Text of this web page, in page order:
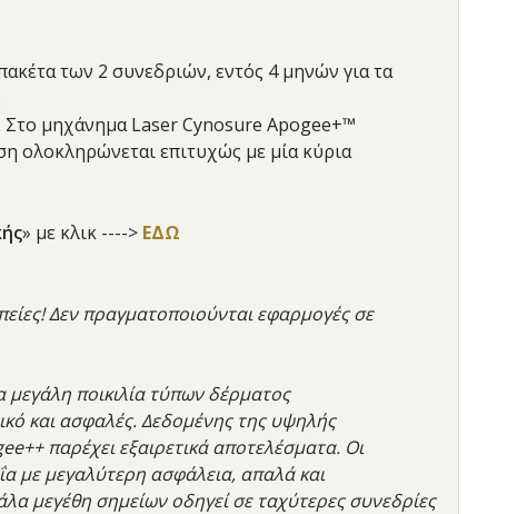
των 2 συνεδριών, εντός 4 μηνών για τα
Στο μηχάνημα Laser Cynosure Apogee+™
ολοκληρώνεται επιτυχώς με μία κύρια
» με κλικ ----> ΕΔΩ
Δεν πραγματοποιούνται εφαρμογές σε
ποικιλία τύπων δέρματος
και ασφαλές. Δεδομένης της υψηλής
παρέχει εξαιρετικά αποτελέσματα. Οι
με μεγαλύτερη ασφάλεια, απαλά και
μεγέθη σημείων οδηγεί σε ταχύτερες συνεδρίες